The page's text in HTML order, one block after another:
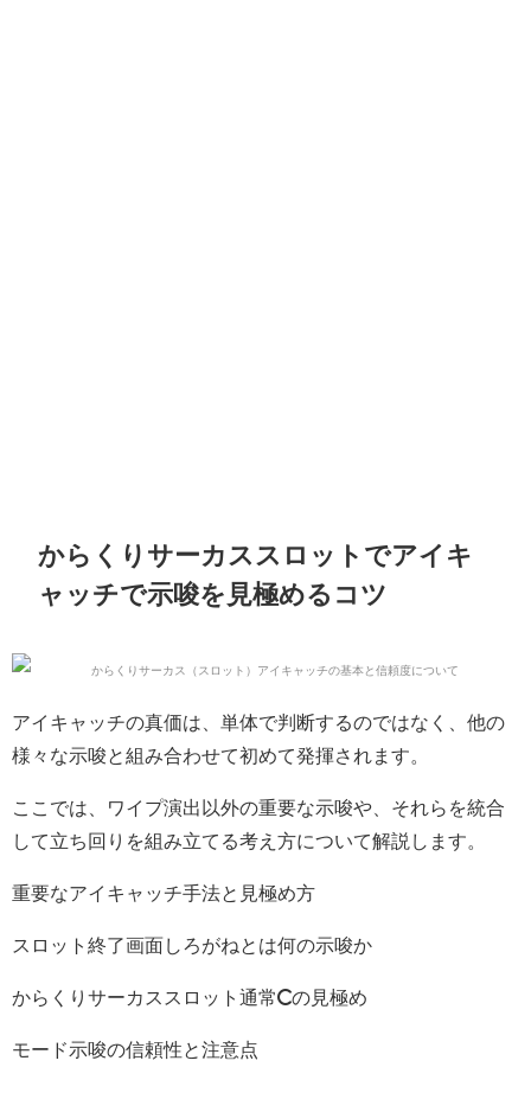
からくりサーカススロットでアイキ
ャッチで示唆を見極めるコツ
アイキャッチの真価は、単体で判断するのではなく、他の
様々な示唆と組み合わせて初めて発揮されます。
ここでは、ワイプ演出以外の重要な示唆や、それらを統合
して立ち回りを組み立てる考え方について解説します。
重要なアイキャッチ手法と見極め方
スロット終了画面しろがねとは何の示唆か
からくりサーカススロット通常Cの見極め
モード示唆の信頼性と注意点